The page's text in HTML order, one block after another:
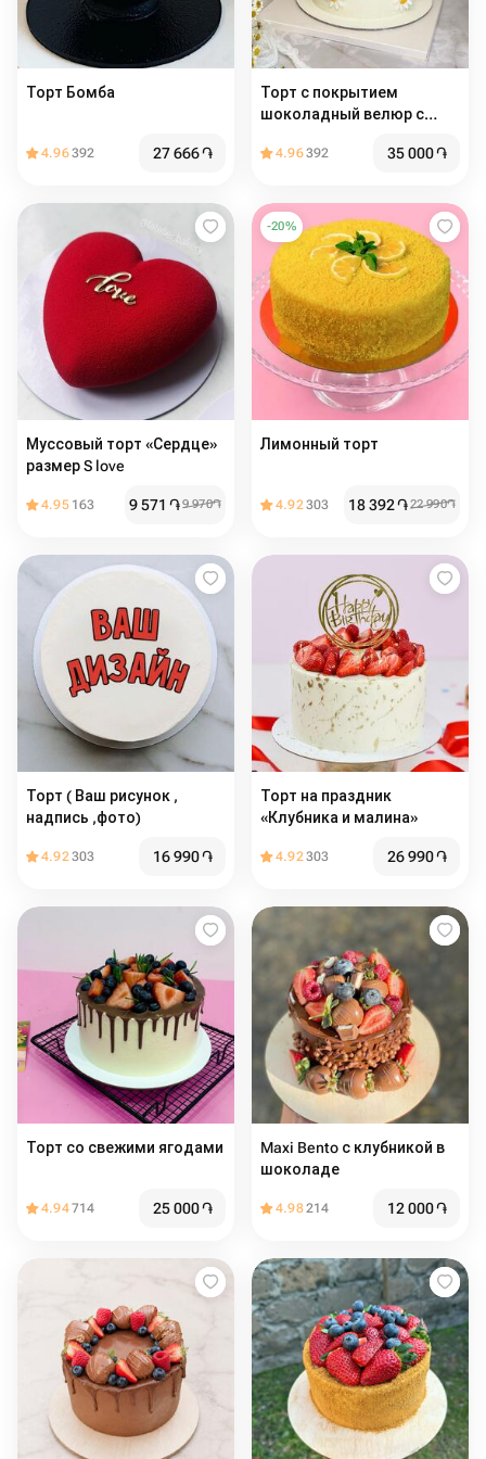
Торт Бомба
4.96392 27 666֏
Торт с покрытием
шоколадный велюр с
на день рождения,
учителю
4.96392 35 000֏
Муссовый торт «Сердце»
размер S love
4.95 163 9 571 ֏9 970֏
-20%
Лимонный торт
4.92303 18 392֏22 990֏
Торт ( Ваш рисунок ,
надпись ,фото)
4.92303 16 990֏
Торт на праздник
«Клубника и малина»
4.92303 26 990֏
Торт со свежими ягодами
4.94714 25 000֏
Maxi Bento с клубникой в
шоколаде
4.98214 12 000֏